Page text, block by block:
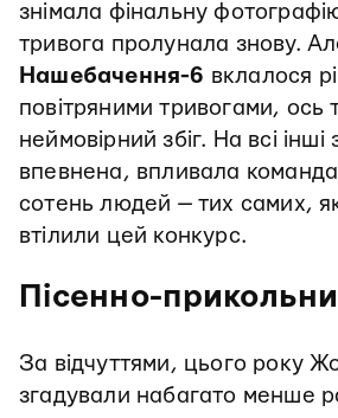
знімала фінальну
тривога пролунала знову.
Нашебачення-6 вклалося
повітряними тривогами, ось
неймовірний збіг. На всі
впевнена, впливала команда
сотень людей — тих самих,
втілили цей конкурс.
Пісенно-
За відчуттями, цього року
згадували набагато менше